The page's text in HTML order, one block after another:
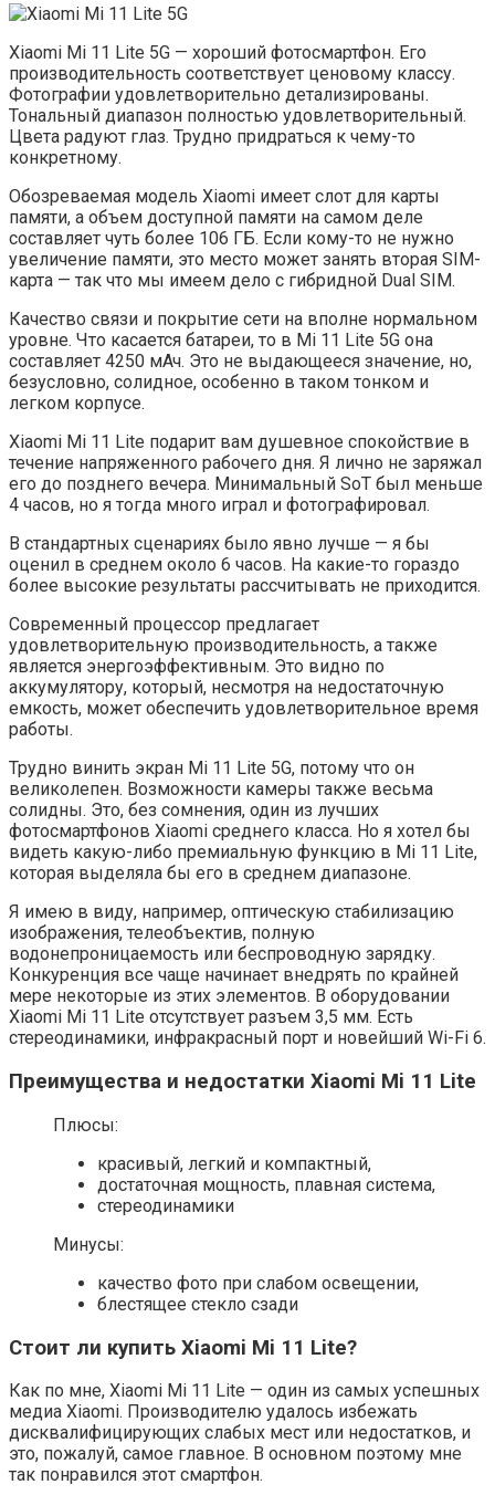
Xiaomi Mi 11 Lite 5G — хороший фотосмартфон. Его
производительность соответствует ценовому классу.
Фотографии удовлетворительно детализированы.
Тональный диапазон полностью удовлетворительный.
Цвета радуют глаз. Трудно придраться к чему-то
конкретному.
Обозреваемая модель Xiaomi имеет слот для карты
памяти, а объем доступной памяти на самом деле
составляет чуть более 106 ГБ. Если кому-то не нужно
увеличение памяти, это место может занять вторая SIM-
карта — так что мы имеем дело с гибридной Dual SIM.
Качество связи и покрытие сети на вполне нормальном
уровне. Что касается батареи, то в Mi 11 Lite 5G она
составляет 4250 мАч. Это не выдающееся значение, но,
безусловно, солидное, особенно в таком тонком и
легком корпусе.
Xiaomi Mi 11 Lite подарит вам душевное спокойствие в
течение напряженного рабочего дня. Я лично не заряжал
его до позднего вечера. Минимальный SoT был меньше
4 часов, но я тогда много играл и фотографировал.
В стандартных сценариях было явно лучше — я бы
оценил в среднем около 6 часов. На какие-то гораздо
более высокие результаты рассчитывать не приходится.
Современный процессор предлагает
удовлетворительную производительность, а также
является энергоэффективным. Это видно по
аккумулятору, который, несмотря на недостаточную
емкость, может обеспечить удовлетворительное время
работы.
Трудно винить экран Mi 11 Lite 5G, потому что он
великолепен. Возможности камеры также весьма
солидны. Это, без сомнения, один из лучших
фотосмартфонов Xiaomi среднего класса. Но я хотел бы
видеть какую-либо премиальную функцию в Mi 11 Lite,
которая выделяла бы его в среднем диапазоне.
Я имею в виду, например, оптическую стабилизацию
изображения, телеобъектив, полную
водонепроницаемость или беспроводную зарядку.
Конкуренция все чаще начинает внедрять по крайней
мере некоторые из этих элементов. В оборудовании
Xiaomi Mi 11 Lite отсутствует разъем 3,5 мм. Есть
стереодинамики, инфракрасный порт и новейший Wi-Fi 6.
Преимущества и недостатки Xiaomi Mi 11 Lite
Плюсы:
красивый, легкий и компактный,
достаточная мощность, плавная система,
стереодинамики
Минусы:
качество фото при слабом освещении,
блестящее стекло сзади
Стоит ли купить Xiaomi Mi 11 Lite?
Как по мне, Xiaomi Mi 11 Lite — один из самых успешных
медиа Xiaomi. Производителю удалось избежать
дисквалифицирующих слабых мест или недостатков, и
это, пожалуй, самое главное. В основном поэтому мне
так понравился этот смартфон.